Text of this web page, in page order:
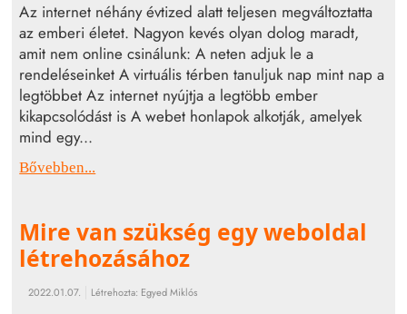
Az internet néhány évtized alatt teljesen megváltoztatta
az emberi életet. Nagyon kevés olyan dolog maradt,
amit nem online csinálunk: A neten adjuk le a
rendeléseinket A virtuális térben tanuljuk nap mint nap a
legtöbbet Az internet nyújtja a legtöbb ember
kikapcsolódást is A webet honlapok alkotják, amelyek
mind egy...
Bővebben...
Mire van szükség egy weboldal
létrehozásához
2022.01.07. Létrehozta: Egyed Miklós